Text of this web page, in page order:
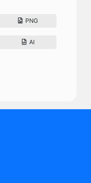
PNG
AI